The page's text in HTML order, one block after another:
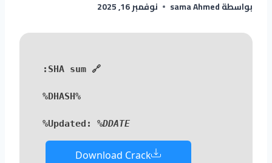
بواسطةsama Ahmed نوفمبر 16, 2025
🔗 SHA sum:
%DHASH%
Updated: %DDATE%
Download Crack